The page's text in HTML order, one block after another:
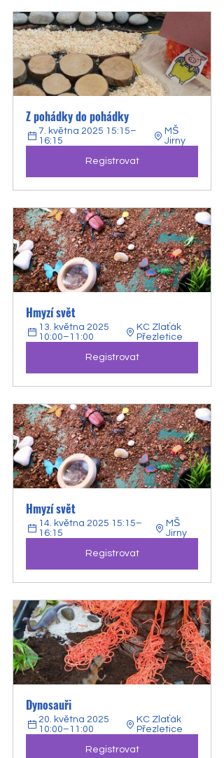
Z pohádky do pohádky
7. května 2025 15:15–
16:15
MŠ
Jirny
Registrovat
Hmyzí svět
13. května 2025
10:00–11:00
KC Zlaťák
Přezletice
Registrovat
Hmyzí svět
14. května 2025 15:15–
16:15
MŠ
Jirny
Registrovat
Dynosauři
20. května 2025
10:00–11:00
KC Zlaťák
Přezletice
Registrovat